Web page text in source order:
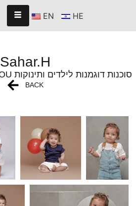
EN HE
Sahar.H
KIDS & BABY - T4YOU סוכנות דוגמנות לילדים ותינוקות
BACK